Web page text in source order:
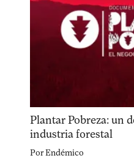
Plantar Pobreza: un
industria forestal
PorEndémico